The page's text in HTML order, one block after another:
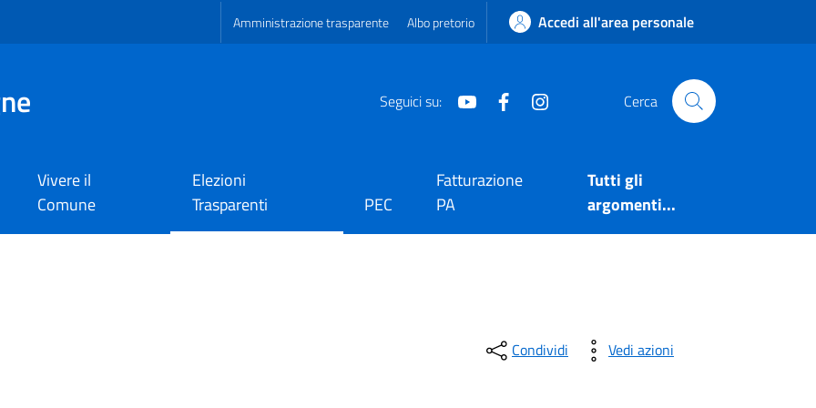
Amministrazione trasparente Albo pretorio Accedi all'area personale
Seguici su: Youtube Facebook Cerca
Vivere il
Comune
Elezioni
Trasparenti
PEC
Fatturazione
PA
Tutti gli
argomenti...
Condividi Vedi azioni